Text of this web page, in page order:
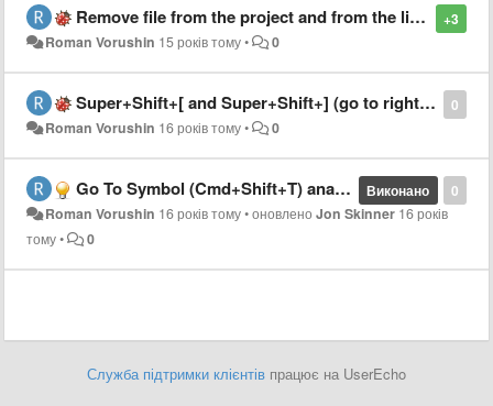
+3
Remove file from the project and from the list of opened files on "Delete File" menu click
Roman Vorushin 15 років тому• 0
0
Super+Shift+[ and Super+Shift+] (go to right tab, go to left tab) don't work with Russian keyboard layout selected on Mac OS X
Roman Vorushin 16 років тому• 0
0
Виконано
Go To Symbol (Cmd+Shift+T) analogue from TextMate
Roman Vorushin 16 років тому•оновленоJon Skinner 16 років
тому• 0
Служба підтримки клієнтів працює на UserEcho